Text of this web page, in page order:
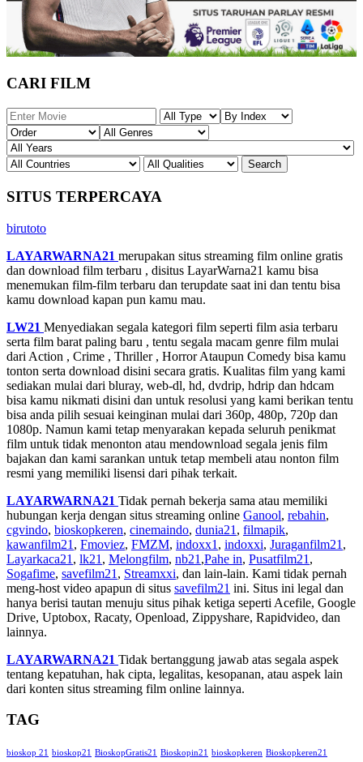
CARI FILM
SITUS TERPERCAYA
birutoto
LAYARWARNA21 merupakan situs streaming film online gratis
dan download film terbaru , disitus LayarWarna21 kamu bisa
menemukan film-film terbaru dan terupdate saat ini dan tentu bisa
kamu download kapan pun kamu mau.
LW21 Menyediakan segala kategori film seperti film asia terbaru
serta film barat paling baru , tentu segala macam genre film mulai
dari Action , Crime , Thriller , Horror Ataupun Comedy bisa kamu
tonton serta download disini secara gratis. Kualitas film yang kami
sediakan mulai dari bluray, web-dl, hd, dvdrip, hdrip dan hdcam
bisa kamu nikmati disini dan untuk resolusi yang kami berikan tentu
bisa anda pilih sesuai keinginan mulai dari 360p, 480p, 720p dan
1080p. Namun kami tetap menyarakan kepada seluruh penikmat
film untuk tidak menonton atau mendownload segala jenis film
bajakan dan kami sarankan untuk tetap membeli atau nonton film
resmi yang memiliki lisensi dari pihak terkait.
LAYARWARNA21 Tidak pernah bekerja sama atau memiliki
hubungan kerja dengan situs streaming online Ganool, rebahin,
cgvindo, bioskopkeren, cinemaindo, dunia21 , filmapik,
kawanfilm21 , Fmoviez, FMZM, indoxx1 , indoxxi, Juraganfilm21 ,
Layarkaca21 , lk21 , Melongfilm, nb21 ,Pahe in, Pusatfilm21 ,
Sogafime, savefilm21 , Streamxxi, dan lain-lain. Kami tidak pernah
meng-host video apapun di situs savefilm21 ini. Situs ini legal dan
hanya berisi tautan menuju situs pihak ketiga seperti Acefile, Google
Drive, Uptobox, Racaty, Openload, Zippyshare, Rapidvideo, dan
lainnya.
LAYARWARNA21 Tidak bertanggung jawab atas segala aspek
tentang kepatuhan, hak cipta, legalitas, kesopanan, atau aspek lain
dari konten situs streaming film online lainnya.
TAG
bioskop 21 bioskop21 BioskopGratis21 Bioskopin21 bioskopkeren Bioskopkeren21